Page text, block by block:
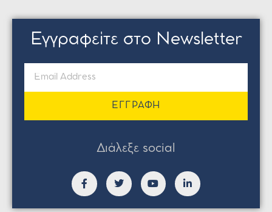
Εγγραφείτε στο Newsletter
ΕΓΓΡΑΦΗ
Διάλεξε social